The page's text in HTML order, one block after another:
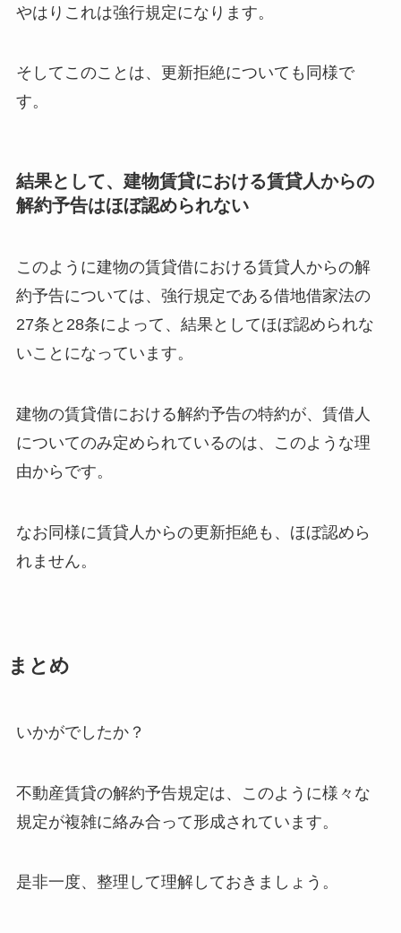
やはりこれは強行規定になります。
そしてこのことは、更新拒絶についても同様で
す。
結果として、建物賃貸における賃貸人からの
解約予告はほぼ認められない
このように建物の賃貸借における賃貸人からの解
約予告については、強行規定である借地借家法の
27条と28条によって、結果としてほぼ認められな
いことになっています。
建物の賃貸借における解約予告の特約が、賃借人
についてのみ定められているのは、このような理
由からです。
なお同様に賃貸人からの更新拒絶も、ほぼ認めら
れません。
まとめ
いかがでしたか？
不動産賃貸の解約予告規定は、このように様々な
規定が複雑に絡み合って形成されています。
是非一度、整理して理解しておきましょう。